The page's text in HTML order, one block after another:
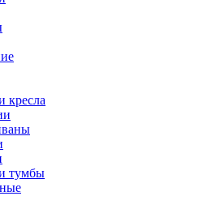
кресла
тумбы